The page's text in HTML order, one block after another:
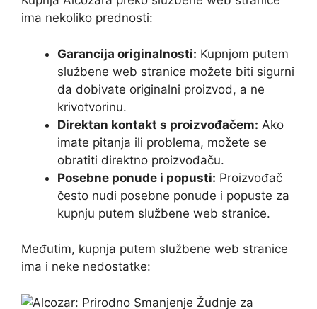
ima nekoliko prednosti:
Garancija originalnosti: Kupnjom putem
službene web stranice možete biti sigurni
da dobivate originalni proizvod, a ne
krivotvorinu.
Direktan kontakt s proizvođačem: Ako
imate pitanja ili problema, možete se
obratiti direktno proizvođaču.
Posebne ponude i popusti: Proizvođač
često nudi posebne ponude i popuste za
kupnju putem službene web stranice.
Međutim, kupnja putem službene web stranice
ima i neke nedostatke: